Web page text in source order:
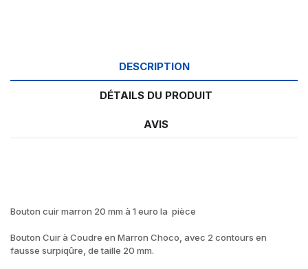
DESCRIPTION
DÉTAILS DU PRODUIT
AVIS
Bouton cuir marron 20 mm à 1 euro la pièce
Bouton Cuir à Coudre en Marron Choco, avec 2 contours en
fausse surpiqûre, de taille 20 mm.